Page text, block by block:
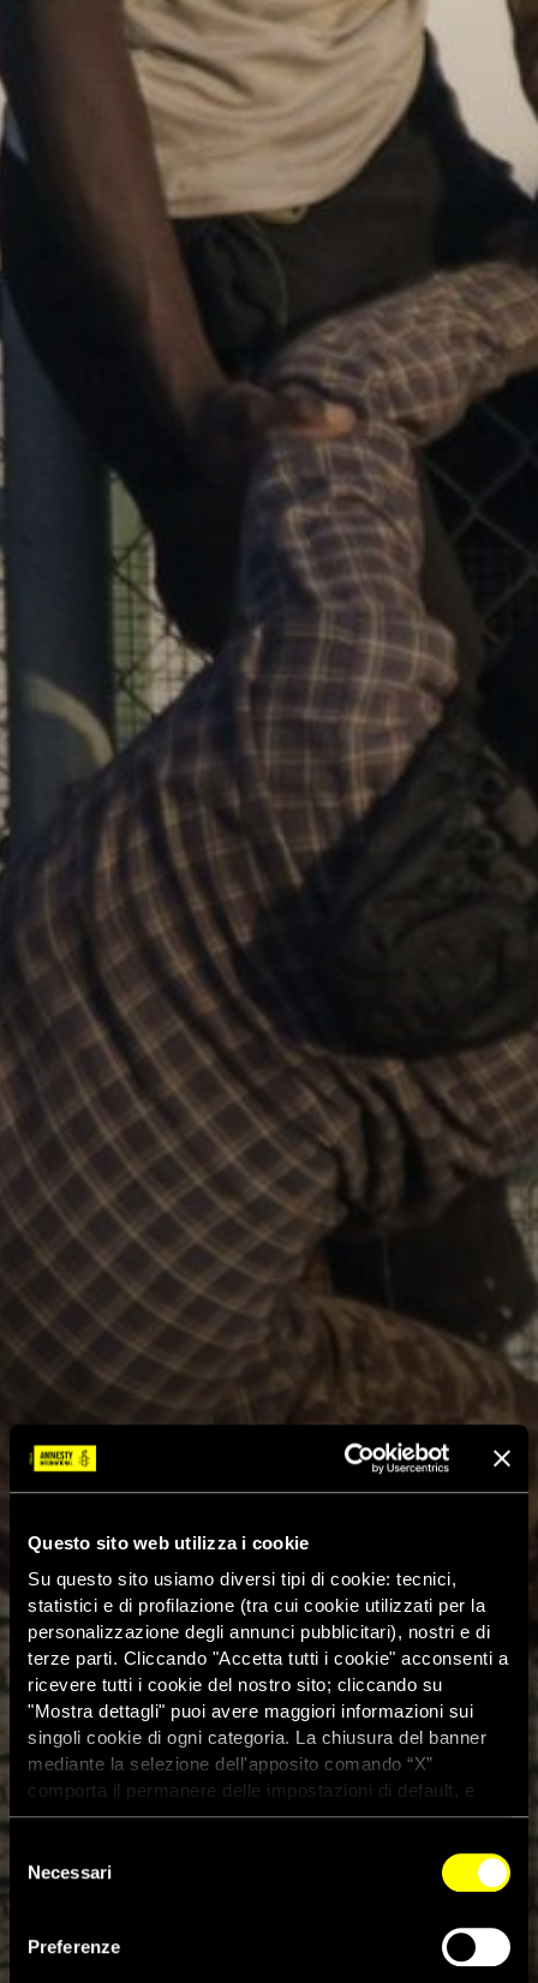
Questo sito web utilizza i cookie
Su questo sito usiamo diversi tipi di cookie: tecnici,
statistici e di profilazione (tra cui cookie utilizzati per la
personalizzazione degli annunci pubblicitari), nostri e di
terze parti. Cliccando "Accetta tutti i cookie" acconsenti a
ricevere tutti i cookie del nostro sito; cliccando su
"Mostra dettagli" puoi avere maggiori informazioni sui
singoli cookie di ogni categoria. La chiusura del banner
mediante la selezione dell'apposito comando “X”
comporta il permanere delle impostazioni di default, e
dunque la continuazione della navigazione con i cookie
dei cookie attivi sul sito clicca
del
consenso
Necessari
Preferenze